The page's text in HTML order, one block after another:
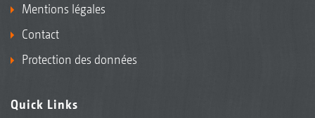
Mentions légales
Contact
Protection des données
Quick Links